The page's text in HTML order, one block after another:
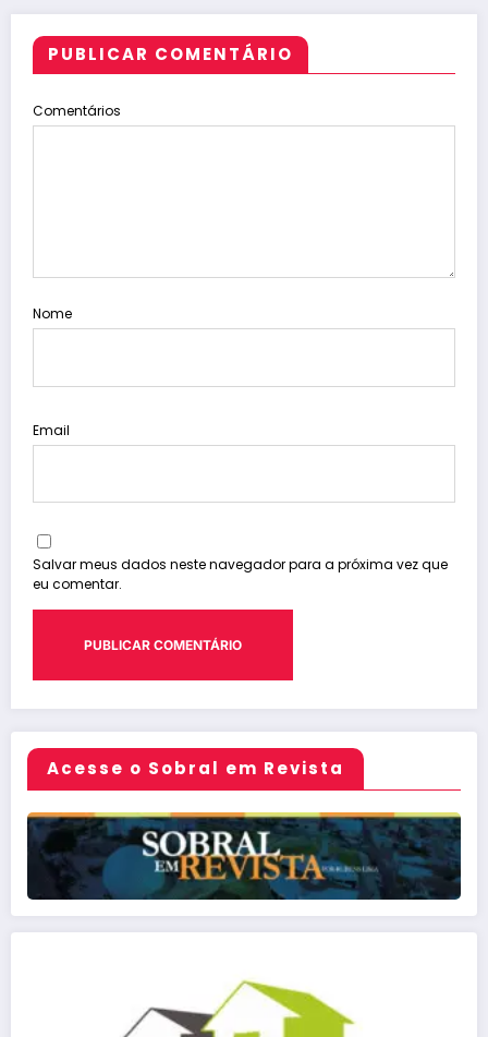
PUBLICAR COMENTÁRIO
Comentários
Nome
Email
Salvar meus dados neste navegador para a próxima vez que
eu comentar.
Acesse o Sobral em Revista